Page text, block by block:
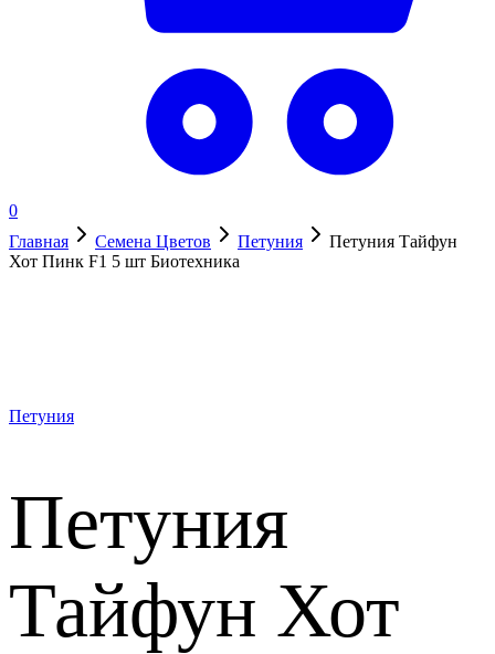
0
Главная
Семена Цветов Петуния
Петуния Тайфун
Хот Пинк F1 5 шт Биотехника
Петуния
Петуния
Тайфун Хот